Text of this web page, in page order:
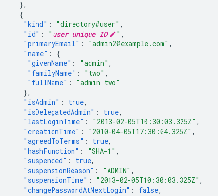
},
{
"kind" : "directory#user" ,
"id" : " user unique ID " ,
"primaryEmail" : "admin2@example.com" ,
"name" :
{
"givenName" : "admin" ,
"familyName" : "two" ,
"fullName" :
"admin two"
},
"isAdmin" : true,
"isDelegatedAdmin" : true,
"lastLoginTime" : "2013-02-05T10:30:03.325Z" ,
"creationTime" : "2010-04-05T17:30:04.325Z" ,
"agreedToTerms" : true,
"hashFunction" : "SHA-1" ,
"suspended" : true,
"suspensionReason" : "ADMIN" ,
"suspensionTime" : "2013-02-05T10:30:03.325Z" ,
"changePasswordAtNextLogin" : false,